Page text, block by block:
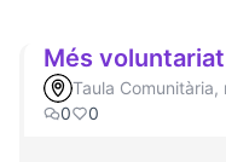
Més voluntariat
Taula Comunitària,
0
0